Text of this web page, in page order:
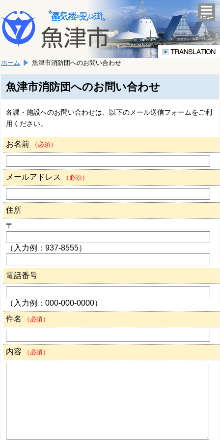
文
へ
移
ま
す。
こ
か
文
で
す。
ホーム 魚津市消防団へのお問い合わせ
魚津市消防団へのお問い合わせ
各課・施設へのお問い合わせは、以下のメール送信フォームをご利
用ください。
お名前 （必須）
メールアドレス （必須）
住所
〒
（入力例：937-8555）
電話番号
（入力例：000-000-0000）
件名
（必須）
内容 （必須）